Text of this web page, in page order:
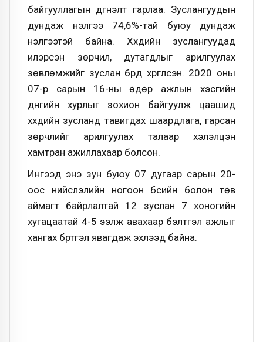
байгууллагын дүгнэлт гарлаа. Зуслангуудын
дундаж үнэлгээ 74,6%-тай буюу дундаж
үнэлгээтэй байна. Хүүхдийн зуслангуудад
илэрсэн зөрчил, дутагдлыг арилгуулах
зөвлөмжийг зуслан бүрд хүргүүлсэн. 2020 оны
07-р сарын 16-ны өдөр ажлын хэсгийн
дүнгийн хурлыг зохион байгуулж цаашид
хүүхдийн зусланд тавигдах шаардлага, гарсан
зөрчлийг арилгуулах талаар хэлэлцэн
хамтран ажиллахаар болсон.
Ингээд энэ зун буюу 07 дугаар сарын 20-
оос нийслэлийн ногоон бүсийн болон төв
аймагт байрлалтай 12 зуслан 7 хоногийн
хугацаатай 4-5 ээлж авахаар бэлтгэл ажлыг
хангах бүртгэл явагдаж эхлээд байна.